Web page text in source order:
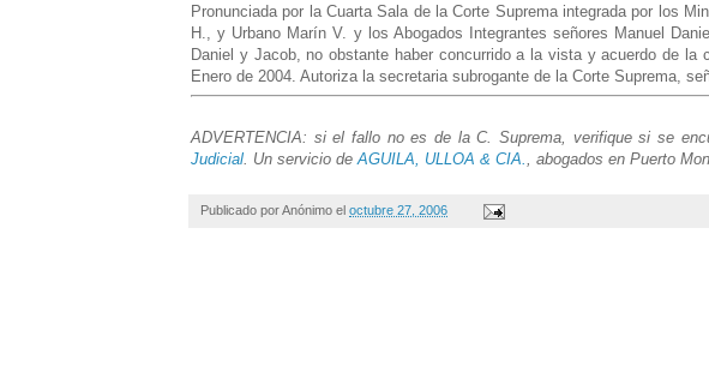
Pronunciada por la Cuarta Sala de la Corte Suprema integrada por los
H., y Urbano Marín V. y los Abogados Integrantes señores Manuel
Daniel y Jacob, no obstante haber concurrido a la vista y acuerdo de la
Enero de 2004. Autoriza la secretaria subrogante de la Corte Suprema,
ADVERTENCIA: si el fallo no es de la C. Suprema, verifique si se
Judicial . Un servicio de AGUILA, ULLOA & CIA. , abogados en Puerto
Publicado porAnónimo el octubre 27, 2006